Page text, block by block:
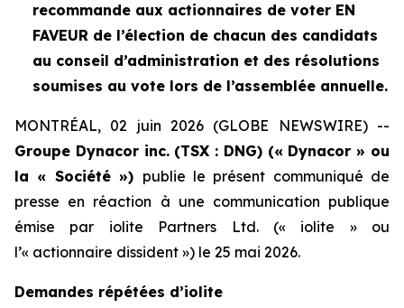
recommande aux actionnaires de voter EN
FAVEUR de l’élection de chacun des candidats
au conseil d’administration et des résolutions
soumises au vote lors de l’assemblée annuelle.
MONTRÉAL, 02 juin 2026 (GLOBE NEWSWIRE) --
Groupe Dynacor inc. (TSX : DNG) (« Dynacor » ou
la « Société ») publie le présent communiqué de
presse en réaction à une communication publique
émise par iolite Partners Ltd. (« iolite » ou
l’« actionnaire dissident ») le 25 mai 2026.
Demandes répétées d’iolite